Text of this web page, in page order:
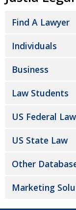
Find A Lawyer
Individuals
Business
Law Students
US Federal Law
US State Law
Other
Marketing